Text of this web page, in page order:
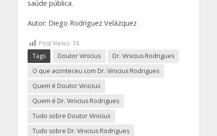
saúde pública.
Autor: Diego Rodríguez Velázquez
Post Views: 74
Tags
Doutor Vinicius
Dr. Vinicius Rodrigues
O que aconteceu com Dr. Vinicius Rodrigues
Quem é Doutor Vinicius
Quem é Dr. Vinicius Rodrigues
Tudo sobre Doutor Vinicius
Tudo sobre Dr. Vinicius Rodrigues